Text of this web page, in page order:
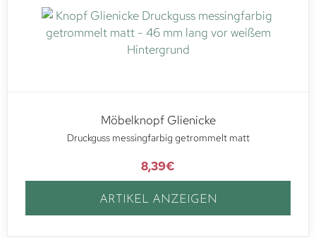
Möbelknopf Glienicke
Druckguss messingfarbig getrommelt matt
8,39€
ARTIKEL ANZEIGEN